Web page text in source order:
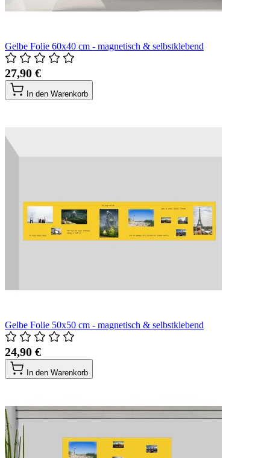
Gelbe Folie 60x40 cm - magnetisch & selbstklebend
27,90 €
In den Warenkorb
Gelbe Folie 50x50 cm - magnetisch & selbstklebend
24,90 €
In den Warenkorb